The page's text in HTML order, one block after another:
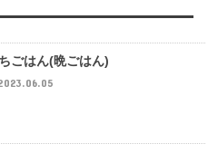
ごはん(晩ごはん)